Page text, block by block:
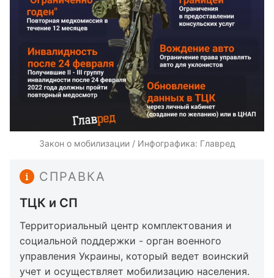
Закон о мобилизации / Инфографика: Главред
СПРАВКА
ТЦК и СП
Территориальный центр комплектования и
социальной поддержки - орган военного
управления Украины, который ведет воинский
учет и осуществляет мобилизацию населения.